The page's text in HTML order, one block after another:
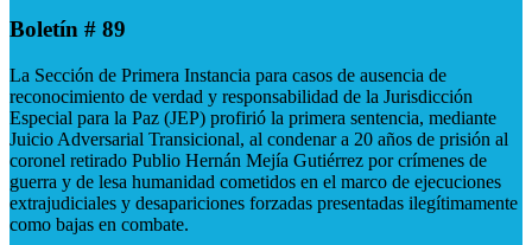
Boletín # 89
La Sección de Primera Instancia para casos de ausencia de
reconocimiento de verdad y responsabilidad de la Jurisdicción
Especial para la Paz (JEP) profirió la primera sentencia, mediante
Juicio Adversarial Transicional, al condenar a 20 años de prisión al
coronel retirado Publio Hernán Mejía Gutiérrez por crímenes de
guerra y de lesa humanidad cometidos en el marco de ejecuciones
extrajudiciales y desapariciones forzadas presentadas ilegítimamente
como bajas en combate.